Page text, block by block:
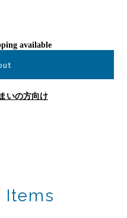
available
いの方向け
Items